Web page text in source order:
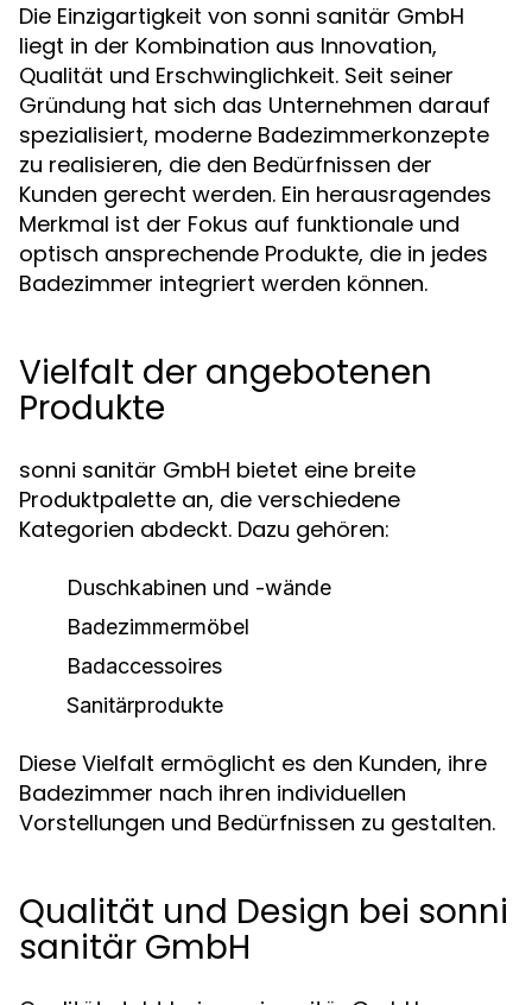
Die Einzigartigkeit von sonni sanitär GmbH
liegt in der Kombination aus Innovation,
Qualität und Erschwinglichkeit. Seit seiner
Gründung hat sich das Unternehmen darauf
spezialisiert, moderne Badezimmerkonzepte
zu realisieren, die den Bedürfnissen der
Kunden gerecht werden. Ein herausragendes
Merkmal ist der Fokus auf funktionale und
optisch ansprechende Produkte, die in jedes
Badezimmer integriert werden können.
Vielfalt der angebotenen
Produkte
sonni sanitär GmbH bietet eine breite
Produktpalette an, die verschiedene
Kategorien abdeckt. Dazu gehören:
Duschkabinen und -wände
Badezimmermöbel
Badaccessoires
Sanitärprodukte
Diese Vielfalt ermöglicht es den Kunden, ihre
Badezimmer nach ihren individuellen
Vorstellungen und Bedürfnissen zu gestalten.
Qualität und Design bei sonni
sanitär GmbH